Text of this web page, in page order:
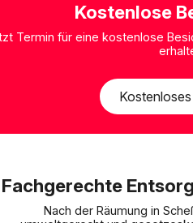
Kostenlose
Termin für eine kostenlose
Fachgerechte
Nach der Räumung in